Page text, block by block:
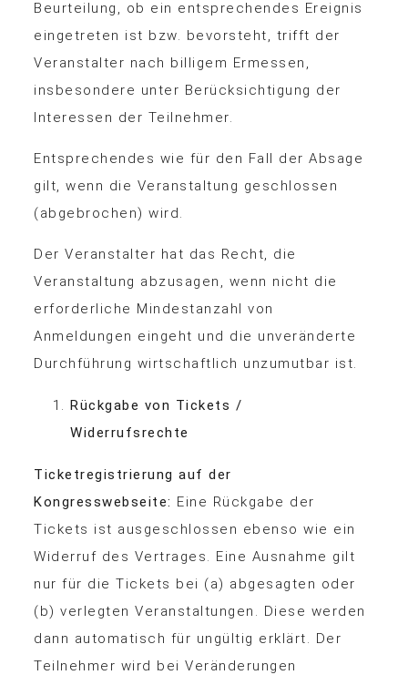
Beurteilung, ob ein entsprechendes Ereignis
eingetreten ist bzw. bevorsteht, trifft der
Veranstalter nach billigem Ermessen,
insbesondere unter Berücksichtigung der
Interessen der Teilnehmer.
Entsprechendes wie für den Fall der Absage
gilt, wenn die Veranstaltung geschlossen
(abgebrochen) wird.
Der Veranstalter hat das Recht, die
Veranstaltung abzusagen, wenn nicht die
erforderliche Mindestanzahl von
Anmeldungen eingeht und die unveränderte
Durchführung wirtschaftlich unzumutbar ist.
Rückgabe von Tickets /
Widerrufsrechte
Ticketregistrierung auf der
Kongresswebseite: Eine Rückgabe der
Tickets ist ausgeschlossen ebenso wie ein
Widerruf des Vertrages. Eine Ausnahme gilt
nur für die Tickets bei (a) abgesagten oder
(b) verlegten Veranstaltungen. Diese werden
dann automatisch für ungültig erklärt. Der
Teilnehmer wird bei Veränderungen